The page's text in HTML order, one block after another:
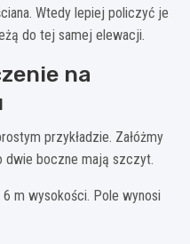
Wtedy lepiej policzyć je
do tej samej elewacji.
na
przykładzie. Załóżmy
dwie boczne mają szczyt.
m wysokości. Pole wynosi